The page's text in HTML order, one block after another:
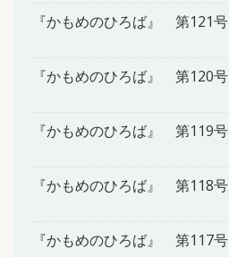
『かもめのひろば』 第121号
『かもめのひろば』 第120号
『かもめのひろば』 第119号
『かもめのひろば』 第118号
『かもめのひろば』 第117号